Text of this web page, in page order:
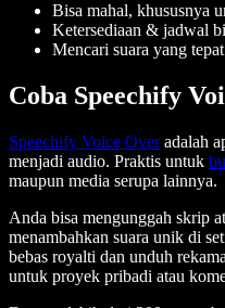
Bisa mahal, khususnya
Ketersediaan & jadwal
Mencari suara yang
Coba Speechify
Speechify Voice Overadalah
menjadi audio. Praktis untuk
maupun media serupa lainnya.
Anda bisa mengunggah skrip
menambahkan suara unik di
bebas royalti dan unduh
untuk proyek pribadi atau